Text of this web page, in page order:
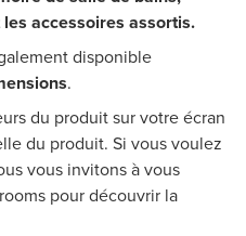
accessoires assortis.
disponible
.
du produit sur votre écran
du produit. Si vous voulez
vous invitons à vous
pour découvrir la